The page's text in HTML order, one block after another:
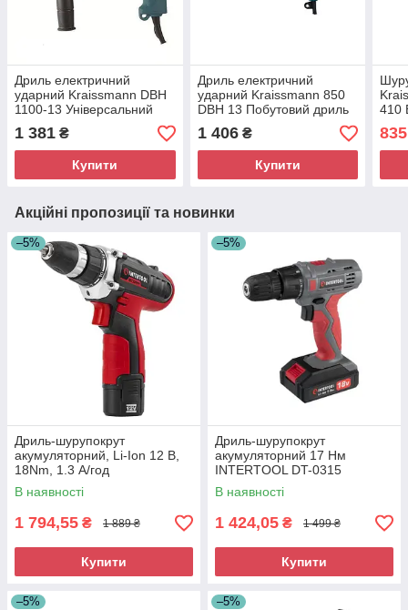
Дриль електричний
ударний Kraissmann DBH
1100-13 Універсальний
1 381 ₴
Купити
Дриль електричний
ударний Kraissmann 850
DBH 13 Побутовий дриль
1 406₴
Купити
410
Акційні пропозиції та новинки
–5%
Дриль-шурупокрут
акумуляторний, Li-Ion 12 В,
18Nm, 1.3 А/год
В наявності
1 794,55 ₴ 1 889 ₴
Купити
–5%
Дриль-шурупокрут
акумуляторний 17 Нм
INTERTOOL DT-0315
В наявності
1 424,05 ₴ 1 499 ₴
Купити
–5% –5%